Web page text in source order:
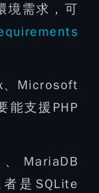
境需求，可
、Microsoft
能支援PHP
MariaDB
是SQLite